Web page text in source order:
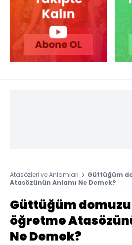
Atasözleri ve Anlamlari
Güttüğüm
Atasözünün Anlamı Ne Demek?
Güttüğüm
öğretme
Ne Demek?